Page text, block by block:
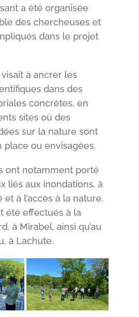
a été organisée
des chercheuses et
dans le projet
à ancrer les
dans des
concrètes, en
sites où des
sur la nature sont
place ou envisagées.
ont notamment porté
liés aux inondations, à
à l’accès à la nature.
été effectués à la
à Mirabel, ainsi qu’au
à Lachute.